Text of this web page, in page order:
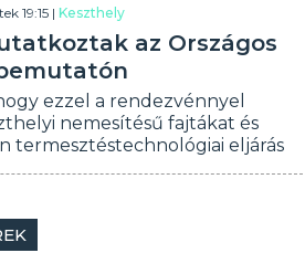
19:15 |Keszthely
az Országos
ezzel a rendezvénnyel
nemesítésű fajtákat és
termesztéstechnológiai eljárás